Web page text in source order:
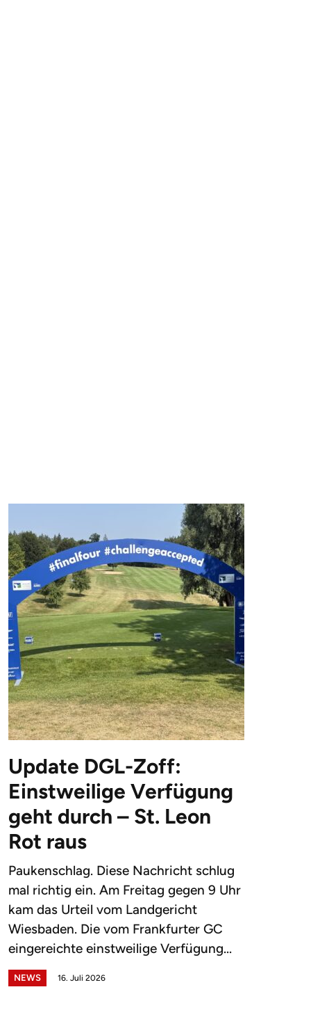
Update DGL-Zoff:
Einstweilige Verfügung
geht durch – St. Leon
Rot raus
Paukenschlag. Diese Nachricht schlug
mal richtig ein. Am Freitag gegen 9 Uhr
kam das Urteil vom Landgericht
Wiesbaden. Die vom Frankfurter GC
eingereichte einstweilige Verfügung...
NEWS 16. Juli 2026